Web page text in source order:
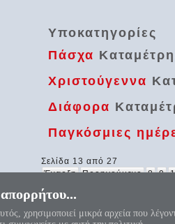
Υποκατηγορίες
Πάσχα
Χριστούγεννα
Διάφορα
Παγκόσμιες
Σελίδα 13 από 27
Έναρξη Προηγούμενο 8 9
απορρήτου...
χρησιμοποιεί μικρά αρχεία που